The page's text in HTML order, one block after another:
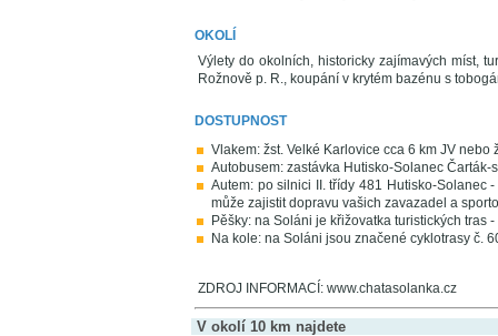
OKOLÍ
Výlety do okolních, historicky zajímavých míst,
Rožnově p. R., koupání v krytém bazénu s
DOSTUPNOST
Vlakem: žst. Velké Karlovice cca 6 km JV
Autobusem: zastávka Hutisko-Solanec Čarták-
Autem: po silnici II. třídy 481 Hutisko-Solanec
může zajistit dopravu vašich zavazadel a
Pěšky: na Soláni je křižovatka turistických tras
Na kole: na Soláni jsou značené cyklotrasy č.
ZDROJ INFORMACÍ: www.chatasolanka.cz
V okolí 10 km najdete